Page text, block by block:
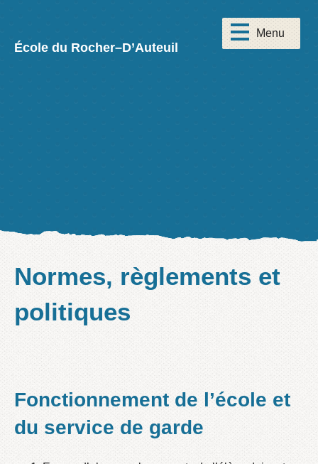
École du Rocher–D’Auteuil
Normes, règlements et
politiques
Fonctionnement de l’école et
du service de garde